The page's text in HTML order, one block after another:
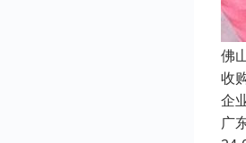
佛
收
企
广